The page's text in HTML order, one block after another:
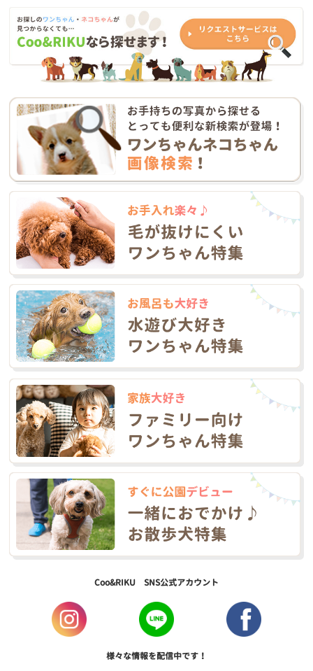
Coo&RIKU SNS公式アカウント
様々な情報を配信中です！